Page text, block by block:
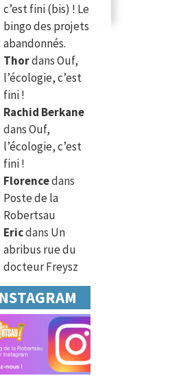
c’est fini (bis) ! Le
bingo des projets
abandonnés.
ThordansOuf,
l’écologie, c’est
fini !
Rachid Berkane
dansOuf,
l’écologie, c’est
fini !
Florencedans
Poste de la
Robertsau
Ericdans Un
abribus rue du
docteur Freysz